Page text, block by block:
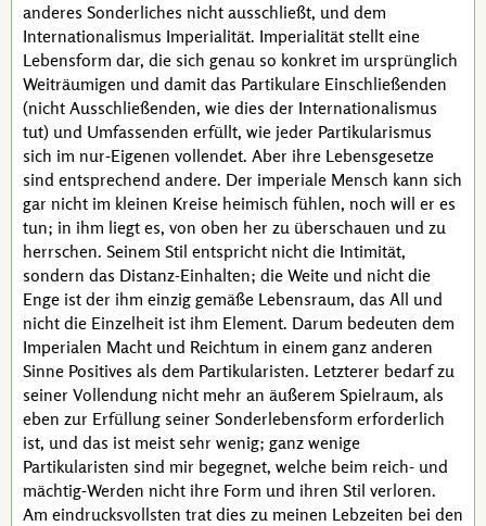
anderes Sonderliches nicht ausschließt, und dem
Internationalismus Imperialität. Imperialität stellt eine
Lebensform dar, die sich genau so konkret im ursprünglich
Weiträumigen und damit das Partikulare Einschließenden
(nicht Ausschließenden, wie dies der Internationalismus
tut) und Umfassenden erfüllt, wie jeder Partikularismus
sich im nur-Eigenen vollendet. Aber ihre Lebensgesetze
sind entsprechend andere. Der imperiale Mensch kann sich
gar nicht im kleinen Kreise heimisch fühlen, noch will er es
tun; in ihm liegt es, von oben her zu überschauen und zu
herrschen. Seinem Stil entspricht nicht die Intimität,
sondern das Distanz-Einhalten; die Weite und nicht die
Enge ist der ihm einzig gemäße Lebensraum, das All und
nicht die Einzelheit ist ihm Element. Darum bedeuten dem
Imperialen Macht und Reichtum in einem ganz anderen
Sinne Positives als dem Partikularisten. Letzterer bedarf zu
seiner Vollendung nicht mehr an äußerem Spielraum, als
eben zur Erfüllung seiner Sonderlebensform erforderlich
ist, und das ist meist sehr wenig; ganz wenige
Partikularisten sind mir begegnet, welche beim reich- und
mächtig-Werden nicht ihre Form und ihren Stil verloren.
Am eindrucksvollsten trat dies zu meinen Lebzeiten bei den